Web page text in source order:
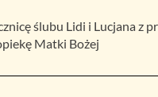
ślubu Lidi i Lucjana z
Matki Bożej